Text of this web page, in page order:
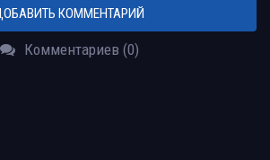
КОММЕНТАРИЙ
Комментариев (0)